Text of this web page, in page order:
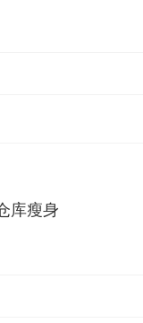
库瘦身